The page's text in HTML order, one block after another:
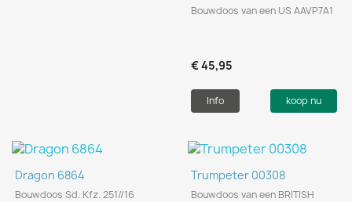
Bouwdoos van een US AAVP7A1
€ 45,95
Info koop nu
Dragon 6864
Bouwdoos Sd. Kfz. 251//16
Trumpeter 00308
Bouwdoos van een BRITISH